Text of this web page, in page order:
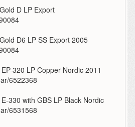
D LP Export
D6 LP SS Export 2005
320 LP Copper Nordic 2011
6522368
330 with GBS LP Black Nordic
6531568